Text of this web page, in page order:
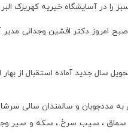
در آسایشگاه خیریه کهریزک
امروز دکتر افشین وجدانی
سال جدید آماده استقبال از
مددجوبان و سالمندان سالی
، سیب سرخ ، سکه و سیر وجود